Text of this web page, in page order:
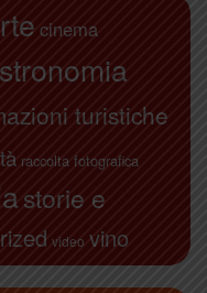
cinema
turistiche
raccolta fotografica
storie e
video vino